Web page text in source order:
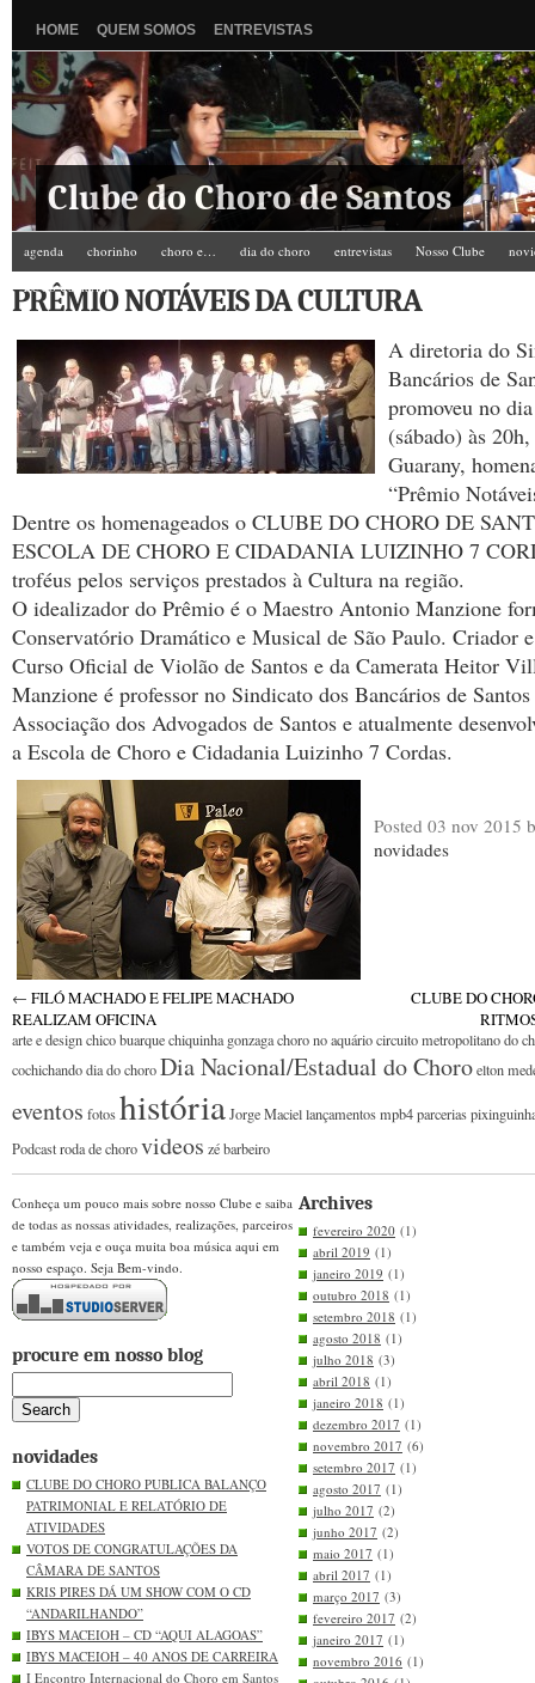
HOME QUEM SOMOS ENTREVISTAS
Clube do Choro de Santos
agenda chorinho choro e… dia do choro entrevistas Nosso Clube
Zé do Camarim
PRÊMIO NOTÁVEIS DA CULTURA
A diretoria do
Bancários de
promoveu no
(sábado) às
Guarany,
“Prêmio
Dentre os homenageados o CLUBE DO CHORO DE
ESCOLA DE CHORO E CIDADANIA LUIZINHO 7
troféus pelos serviços prestados à Cultura na região.
O idealizador do Prêmio é o Maestro Antonio Manzione
Conservatório Dramático e Musical de São Paulo. Criador
Curso Oficial de Violão de Santos e da Camerata Heitor
Manzione é professor no Sindicato dos Bancários de
Associação dos Advogados de Santos e atualmente
a Escola de Choro e Cidadania Luizinho 7 Cordas.
Posted 03 nov 2015
novidades
← FILÓ MACHADO E FELIPE MACHADO
REALIZAM OFICINA
CLUBE DO
arte e designchico buarquechiquinha gonzagachoro no aquáriocircuito metropolitano do
cochichandodia do choroDia Nacional/Estadual do Choroelton
eventos fotoshistóriaJorge Maciellançamentosmpb4parcerias
Podcastroda de chorovideos zé barbeiro
Conheça um pouco mais sobre nosso Clube e saiba
de todas as nossas atividades, realizações, parceiros
e também veja e ouça muita boa música aqui em
nosso espaço. Seja Bem-vindo.
procure em nosso blog
novidades
CLUBE DO CHORO PUBLICA BALANÇO
PATRIMONIAL E RELATÓRIO DE
ATIVIDADES
VOTOS DE CONGRATULAÇÕES DA
CÂMARA DE SANTOS
KRIS PIRES DÁ UM SHOW COM O CD
“ANDARILHANDO”
IBYS MACEIOH – CD “AQUI ALAGOAS”
IBYS MACEIOH – 40 ANOS DE CARREIRA
I Encontro Internacional do Choro em Santos
Archives
fevereiro 2020 (1)
abril 2019 (1)
janeiro 2019 (1)
outubro 2018 (1)
setembro 2018 (1)
agosto 2018 (1)
julho 2018 (3)
abril 2018 (1)
janeiro 2018 (1)
dezembro 2017 (1)
novembro 2017 (6)
setembro 2017 (1)
agosto 2017 (1)
julho 2017 (2)
junho 2017 (2)
maio 2017 (1)
abril 2017 (1)
março 2017 (3)
fevereiro 2017 (2)
janeiro 2017 (1)
novembro 2016 (1)